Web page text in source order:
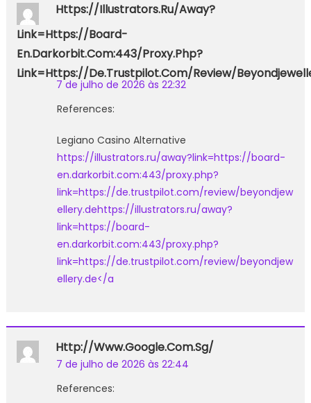
Https://illustrators.ru/away?
Link=https://board-
En.darkorbit.com:443/proxy.php?
Link=https://de.trustpilot.com/review/
7 de julho de 2026 às 22:32
References:
Legiano Casino Alternative
https://illustrators.ru/away?link=https://board-
en.darkorbit.com:443/proxy.php?
link=https://de.trustpilot.com/review/beyondjew
ellery.dehttps://illustrators.ru/away?
link=https://board-
en.darkorbit.com:443/proxy.php?
link=https://de.trustpilot.com/review/beyondjew
ellery.de</a
Http://www.google.com.sg/
7 de julho de 2026 às 22:44
References: